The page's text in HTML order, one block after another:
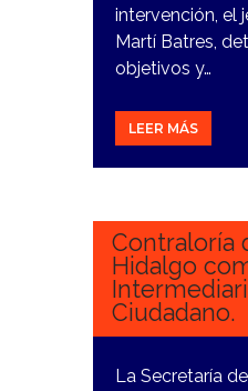
intervención, el
Martí Batres,
objetivos y…
LEER MÁS
3
Contraloría
Hidalgo
Ciudadano.
La Secretaría